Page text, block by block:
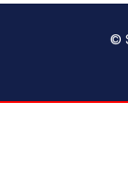
©